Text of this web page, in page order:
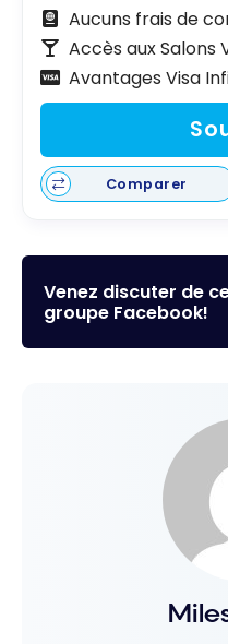
Aucuns frais de
Accès aux Salons
Avantages Visa
Comparer
Venez discuter de
groupe Facebook!